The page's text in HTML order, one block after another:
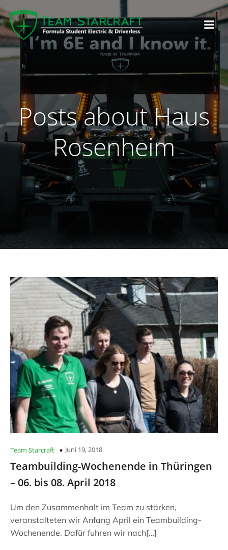
Posts about Haus
Rosenheim
Team Starcraft Juni 19, 2018
Teambuilding-Wochenende in Thüringen
– 06. bis 08. April 2018
Um den Zusammenhalt im Team zu stärken,
veranstalteten wir Anfang April ein Teambuilding-
Wochenende. Dafür fuhren wir nach[…]